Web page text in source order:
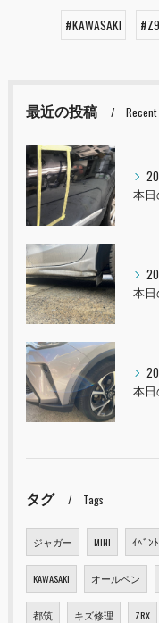
#KAWASAKI
最近の投稿
本日
本
本日
タグ Tags
ジャガー MINI ｲﾍﾞﾝﾄ
KAWASAKI オールペン
都筑 キズ修理 ZRX